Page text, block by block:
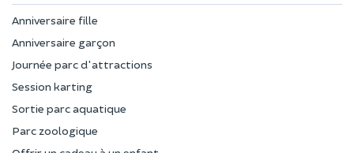
Anniversaire fille
Anniversaire garçon
Journée parc d'attractions
Session karting
Sortie parc aquatique
Parc zoologique